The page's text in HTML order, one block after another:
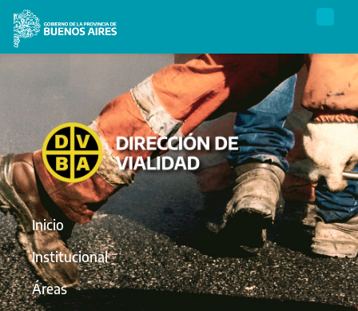
Inicio
Institucional
Áreas